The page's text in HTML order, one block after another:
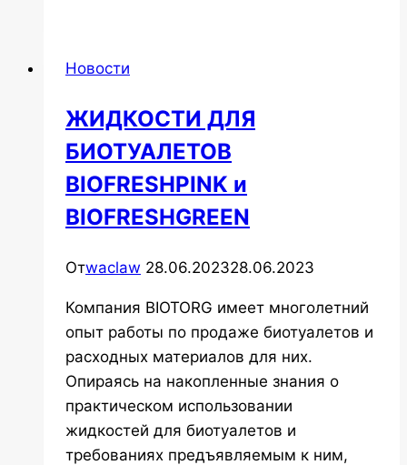
костяного
фарфора
Новости
ЖИДКОСТИ ДЛЯ
БИОТУАЛЕТОВ
BIOFRESHPINK и
BIOFRESHGREEN
Отwaclaw 28.06.202328.06.2023
Компания BIOTORG имеет многолетний
опыт работы по продаже биотуалетов и
расходных материалов для них.
Опираясь на накопленные знания о
практическом использовании
жидкостей для биотуалетов и
требованиях предъявляемым к ним,